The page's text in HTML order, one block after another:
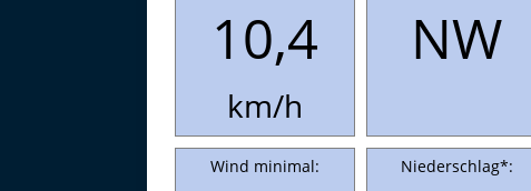
10,4
km/h
NW
Wind minimal: Niederschlag*: